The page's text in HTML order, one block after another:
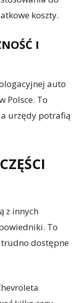
koszty.
I
auto
Polsce. To
a urzędy potrafią
z innych
To
trudno dostępne